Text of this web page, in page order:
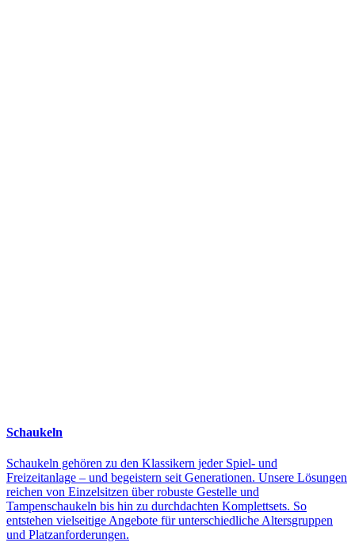
Schaukeln
Schaukeln gehören zu den Klassikern jeder Spiel- und
Freizeitanlage – und begeistern seit Generationen. Unsere Lösungen
reichen von Einzelsitzen über robuste Gestelle und
Tampenschaukeln bis hin zu durchdachten Komplettsets. So
entstehen vielseitige Angebote für unterschiedliche Altersgruppen
und Platzanforderungen.